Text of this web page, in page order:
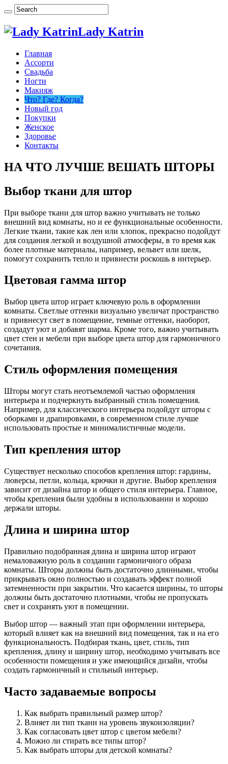
Lady Katrin
Главная
Ассорти
Свадьба
Ногти
Макияж
Что? Где? Когда?
Новый год
Покупки
Женское
Здоровье
Контакты
НА ЧТО ЛУЧШЕ ВЕШАТЬ ШТОРЫ
Выбор ткани для штор
При выборе ткани для штор важно учитывать не только
внешний вид комнаты, но и ее функциональные особенности.
Легкие ткани, такие как лен или хлопок, прекрасно подойдут
для создания легкой и воздушной атмосферы, в то время как
более плотные материалы, например, вельвет или шелк,
помогут сохранить тепло и привнести роскошь в интерьер.
Цветовая гамма штор
Выбор цвета штор играет ключевую роль в оформлении
комнаты. Светлые оттенки визуально увеличат пространство
и привнесут свет в помещение, темные оттенки, наоборот,
создадут уют и добавят шарма. Кроме того, важно учитывать
цвет стен и мебели при выборе цвета штор для гармоничного
сочетания.
Стиль оформления помещения
Шторы могут стать неотъемлемой частью оформления
интерьера и подчеркнуть выбранный стиль помещения.
Например, для классического интерьера подойдут шторы с
оборками и драпировками, в современном стиле лучше
использовать простые и минималистичные модели.
Тип крепления штор
Существует несколько способов крепления штор: гардины,
люверсы, петли, кольца, крючки и другие. Выбор крепления
зависит от дизайна штор и общего стиля интерьера. Главное,
чтобы крепления были удобны в использовании и хорошо
держали шторы.
Длина и ширина штор
Правильно подобранная длина и ширина штор играют
немаловажную роль в создании гармоничного образа
комнаты. Шторы должны быть достаточно длинными, чтобы
прикрывать окно полностью и создавать эффект полной
затемненности при закрытии. Что касается ширины, то шторы
должны быть достаточно плотными, чтобы не пропускать
свет и сохранять уют в помещении.
Выбор штор — важный этап при оформлении интерьера,
который влияет как на внешний вид помещения, так и на его
функциональность. Подбирая ткань, цвет, стиль, тип
крепления, длину и ширину штор, необходимо учитывать все
особенности помещения и уже имеющийся дизайн, чтобы
создать гармоничный и стильный интерьер.
Часто задаваемые вопросы
Как выбрать правильный размер штор?
Влияет ли тип ткани на уровень звукоизоляции?
Как согласовать цвет штор с цветом мебели?
Можно ли стирать все типы штор?
Как выбрать шторы для детской комнаты?